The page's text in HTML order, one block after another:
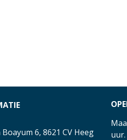
6, 8621 CV Heeg
uur.